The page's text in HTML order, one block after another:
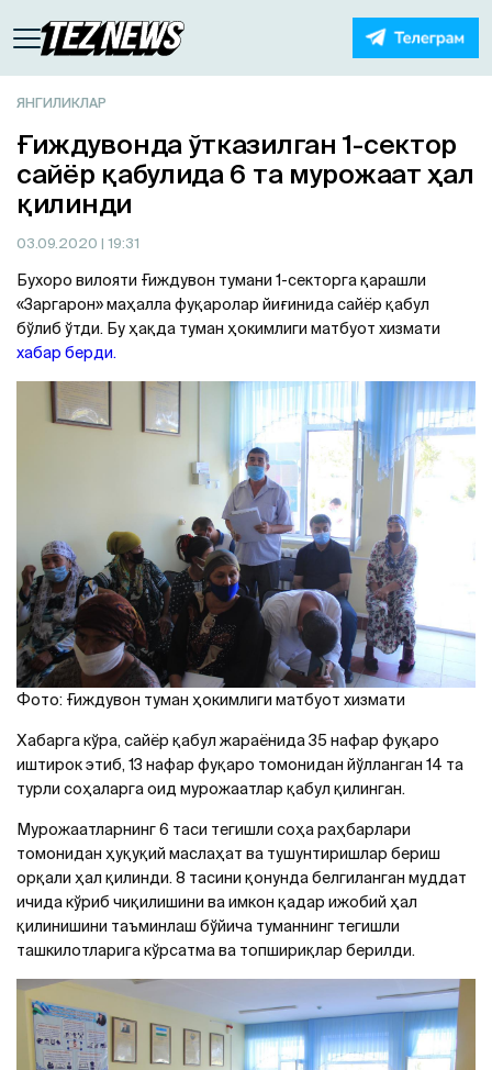
ЯНГИЛИКЛАР
Ғиждувонда ўтказилган 1-сектор
сайёр қабулида 6 та мурожаат ҳал
қилинди
03.09.2020 | 19:31
Бухоро вилояти Ғиждувон тумани 1-секторга қарашли
«Заргарон» маҳалла фуқаролар йиғинида сайёр қабул
бўлиб ўтди. Бу ҳақда туман ҳокимлиги матбуот хизмати
хабар берди.
Фото: Ғиждувон туман ҳокимлиги матбуот хизмати
Хабарга кўра, сайёр қабул жараёнида 35 нафар фуқаро
иштирок этиб, 13 нафар фуқаро томонидан йўлланган 14 та
турли соҳаларга оид мурожаатлар қабул қилинган.
Мурожаатларнинг 6 таси тегишли соҳа раҳбарлари
томонидан ҳуқуқий маслаҳат ва тушунтиришлар бериш
орқали ҳал қилинди. 8 тасини қонунда белгиланган муддат
ичида кўриб чиқилишини ва имкон қадар ижобий ҳал
қилинишини таъминлаш бўйича туманнинг тегишли
ташкилотларига кўрсатма ва топшириқлар берилди.